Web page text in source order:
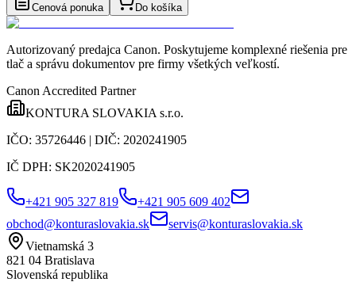
Cenová ponuka Do košíka
Autorizovaný predajca Canon. Poskytujeme komplexné riešenia pre
tlač a správu dokumentov pre firmy všetkých veľkostí.
Canon Accredited Partner
KONTURA SLOVAKIA s.r.o.
IČO: 35726446 | DIČ: 2020241905
IČ DPH: SK2020241905
+421 905 327 819
+421 905 609 402
obchod@konturaslovakia.sk
servis@konturaslovakia.sk
Vietnamská 3
821 04 Bratislava
Slovenská republika